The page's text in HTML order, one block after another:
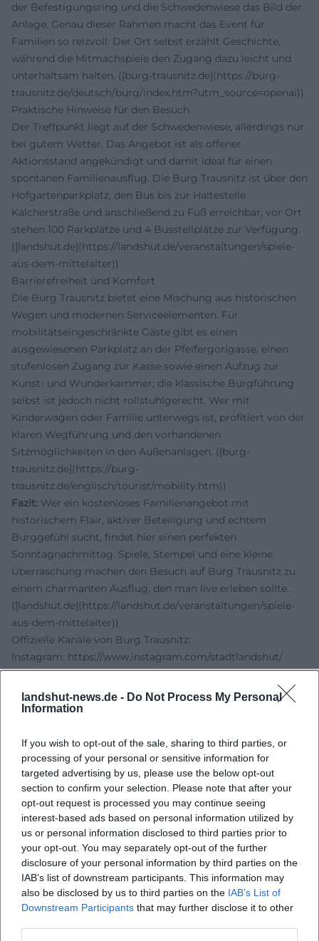
landshut-news.de - Do Not Process My Personal
Information
If you wish to opt-out of the sale, sharing to third parties, or
processing of your personal or sensitive information for
targeted advertising by us, please use the below opt-out
section to confirm your selection. Please note that after your
opt-out request is processed you may continue seeing
interest-based ads based on personal information utilized by
us or personal information disclosed to third parties prior to
your opt-out. You may separately opt-out of the further
disclosure of your personal information by third parties on the
IAB’s list of downstream participants. This information may
also be disclosed by us to third parties on the IAB’s List of
Downstream Participants that may further disclose it to other
der Befestigungsring und die Schwedenwiese das Bild der
Anlage. Genau dieser Rahmen macht das Event für
Familien so reizvoll: Der Ort selbst erzählt Geschichte,
während die Mitmachspiele den Zugang dazu leicht und
unterhaltsam halten. ([burg-trausnitz.de](https://burg-
trausnitz.de/deutsch/burg/index.htm?utm_source=openai))
Praktische Hinweise für den Besuch
Der Treffpunkt liegt auf der Schwedenwiese, allerdings nur
bei gutem Wetter. Das Angebot ist als offener
Aktionsstand angekündigt und damit ideal für einen
spontanen Familienausflug. Die Burg Trausnitz ist über den
Hofgartenparkplatz, den Bus bis zur Haltestelle
Kalcherstraße und anschließend zu Fuß erreichbar; vor Ort
stehen 100 Parkplätze und 4 Busstellplätze zur Verfügung.
([landshut.de](https://landshut.de/veranstaltungen/spiele-
aus-dem-mittelalter))
Barrierefreiheit und Komfort
Die Burg Trausnitz bietet eine Mischung aus historischen
Wegen und modernen Serviceelementen. Für
mobilitätseingeschränkte Gäste gibt es einen
ausgewiesenen Parkplatz an der Pfeifergorigasse, einen
stufenlosen Zugang zur Kasse sowie einen Aufzug zur
Kunst- und Wunderkammer; die klassische Burgführung
selbst ist jedoch nicht rollstuhlgerecht. Wer mit
Kinderwagen oder Familie unterwegs ist, profitiert von der
klaren Wegführung und den vorhandenen
Sitzmöglichkeiten in den Außenanlagen. ([burg-
trausnitz.de](https://burg-
trausnitz.de/englisch/tourist/mobility.htm))
Fazit: Wer ein kostenloses Familienangebot mit
historischem Flair, aktiver Beteiligung und echtem
Burggefühl sucht, findet hier einen perfekten
Sonntagnachmittag. Spiele, Stempel und eine kleine
Überraschung machen den Besuch auf Burg Trausnitz zu
einem charmanten Ausflug, den man live erleben sollte.
([landshut.de](https://landshut.de/veranstaltungen/spiele-
aus-dem-mittelalter))
Offizielle Kanäle von Burg Trausnitz:
Instagram: https://www.instagram.com/stadtlandshut/
Facebook:https://www.facebook.com/Landshut.Stadt
YouTube:
https://www.youtube.com
TikTok: kein offizielles Profil gefunden
Spiele aus dem Mittelalter - Stadt Landshut
Burg Trausnitz - Entstehungsgeschichte
Burg Trausnitz - Anfahrt
Burg Trausnitz - Accessibility / Mobility
Stadt Landshut - Presse und Social Media